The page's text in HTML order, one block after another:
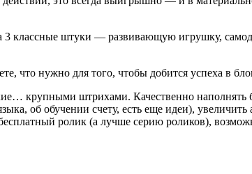
3 классные штуки — развивающую игрушку,
что нужно для того, чтобы добится успеха в
крупными штрихами. Качественно наполнять
об обучении счету, есть еще идеи),
ролик (а лучше серию роликов),